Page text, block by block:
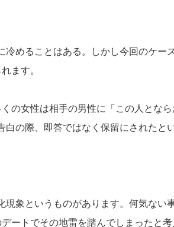
めることはある。しかし今回のケー
ます。
の女性は相手の男性に「この人とな
の際、即答ではなく保留にされたと
象というものがあります。何気ない
ートでその地雷を踏んでしまったと